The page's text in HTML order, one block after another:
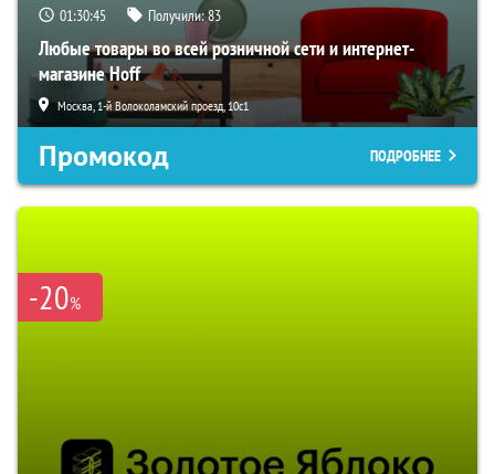
01:30:44 Получили:83
Любые товары во всей розничной сети и интернет-
магазине Hoff
Москва, 1-й Волоколамский проезд, 10с1
Промокод ПОДРОБНЕЕ
-20%